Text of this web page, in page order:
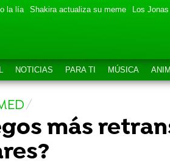
la lía Shakira actualiza su meme Los
NOTICIAS PARA TI MÚSICA
más